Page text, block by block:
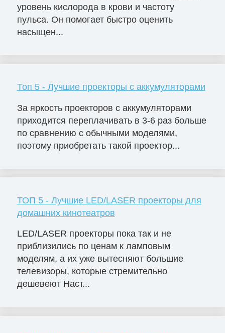
уровень кислорода в крови и частоту
пульса. Он помогает быстро оценить
насыщен...
Топ 5 - Лучшие проекторы с аккумуляторами
За яркость проекторов с аккумуляторами
приходится переплачивать в 3-6 раз больше
по сравнению с обычными моделями,
поэтому приобретать такой проектор...
ТОП 5 - Лучшие LED/LASER проекторы для
домашних кинотеатров
LED/LASER проекторы пока так и не
приблизились по ценам к ламповым
моделям, а их уже вытесняют большие
телевизоры, которые стремительно
дешевеют Наст...